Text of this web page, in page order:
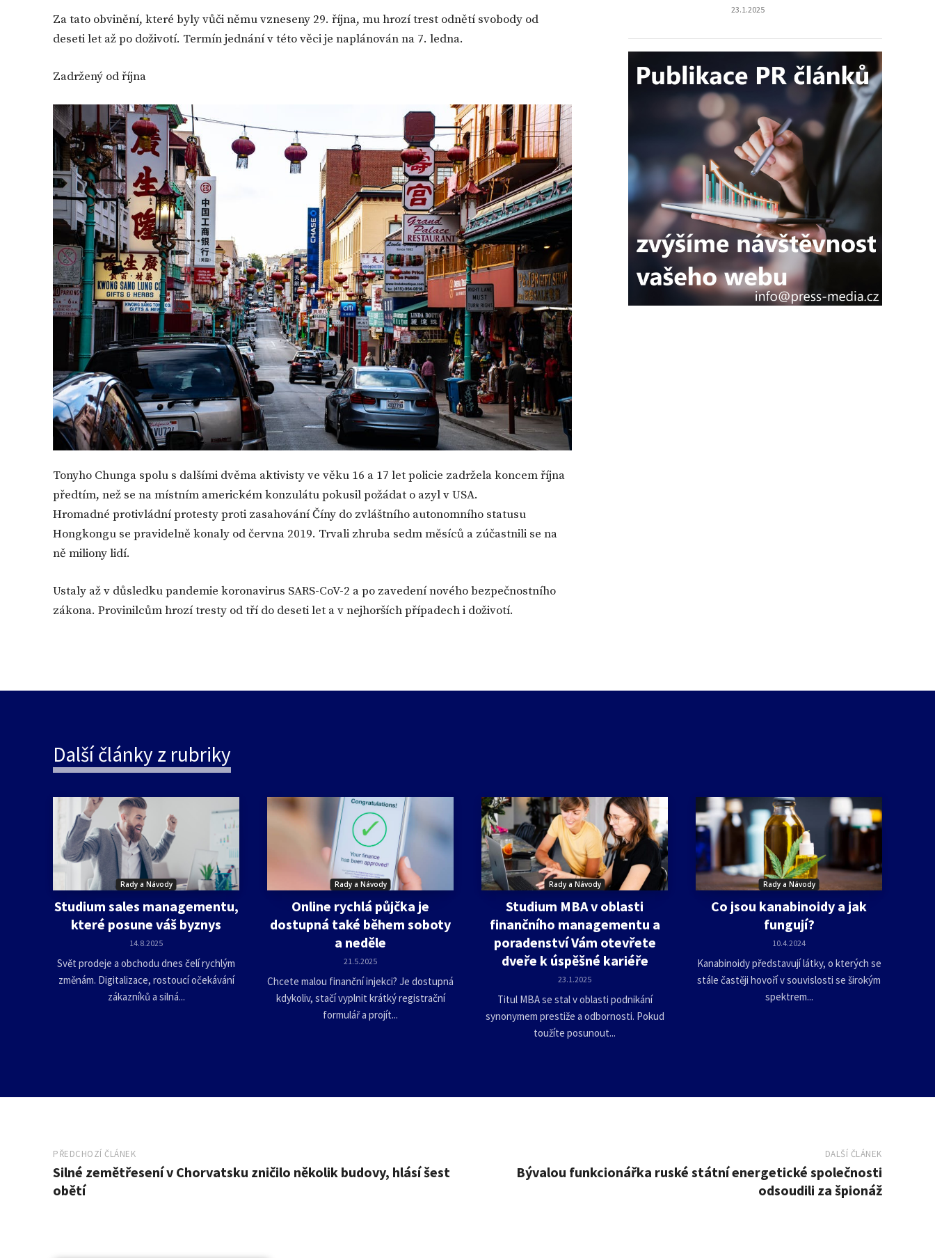
Za tato obvinění, které byly vůči němu vzneseny 29. října, mu hrozí trest odnětí svobody od
deseti let až po doživotí. Termín jednání v této věci je naplánován na 7. ledna.
Zadržený od října
Tonyho Chunga spolu s dalšími dvěma aktivisty ve věku 16 a 17 let policie zadržela koncem října
předtím, než se na místním americkém konzulátu pokusil požádat o azyl v USA.
Hromadné protivládní protesty proti zasahování Číny do zvláštního autonomního statusu
Hongkongu se pravidelně konaly od června 2019. Trvali zhruba sedm měsíců a zúčastnili se na
ně miliony lidí.
Ustaly až v důsledku pandemie koronavirus SARS-CoV-2 a po zavedení nového bezpečnostního
zákona. Provinilcům hrozí tresty od tří do deseti let a v nejhorších případech i doživotí.
23.1.2025
Další články z rubriky
Rady a Návody
Studium sales managementu,
které posune váš byznys
14.8.2025
Svět prodeje a obchodu dnes čelí rychlým
změnám. Digitalizace, rostoucí očekávání
zákazníků a silná...
Rady a Návody
Online rychlá půjčka je
dostupná také během soboty
a neděle
21.5.2025
Chcete malou finanční injekci? Je dostupná
kdykoliv, stačí vyplnit krátký registrační
formulář a projít...
Rady a Návody
Studium MBA v oblasti
finančního managementu a
poradenství Vám otevřete
dveře k úspěšné kariéře
23.1.2025
Titul MBA se stal v oblasti podnikání
synonymem prestiže a odbornosti. Pokud
toužíte posunout...
Rady a Návody
Co jsou kanabinoidy a jak
fungují?
10.4.2024
Kanabinoidy představují látky, o kterých se
stále častěji hovoří v souvislosti se širokým
spektrem...
PŘEDCHOZÍ ČLÁNEK
Silné zemětřesení v Chorvatsku zničilo několik budovy, hlásí šest
obětí
DALŠÍ ČLÁNEK
Bývalou funkcionářka ruské státní energetické společnosti
odsoudili za špionáž